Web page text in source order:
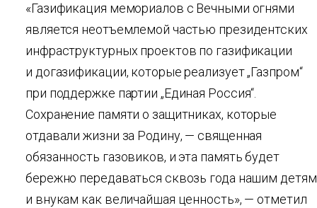
«Газификация мемориалов с Вечными огнями
является неотъемлемой частью президентских
инфраструктурных проектов по газификации
и догазификации, которые реализует „Газпром“
при поддержке партии „Единая Россия“.
Сохранение памяти о защитниках, которые
отдавали жизни за Родину, — священная
обязанность газовиков, и эта память будет
бережно передаваться сквозь года нашим детям
и внукам как величайшая ценность», — отметил